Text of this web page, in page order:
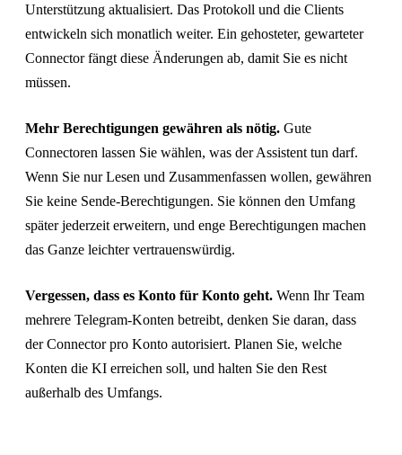
Unterstützung aktualisiert. Das Protokoll und die Clients
entwickeln sich monatlich weiter. Ein gehosteter, gewarteter
Connector fängt diese Änderungen ab, damit Sie es nicht
müssen.
Mehr Berechtigungen gewähren als nötig. Gute
Connectoren lassen Sie wählen, was der Assistent tun darf.
Wenn Sie nur Lesen und Zusammenfassen wollen, gewähren
Sie keine Sende-Berechtigungen. Sie können den Umfang
später jederzeit erweitern, und enge Berechtigungen machen
das Ganze leichter vertrauenswürdig.
Vergessen, dass es Konto für Konto geht. Wenn Ihr Team
mehrere Telegram-Konten betreibt, denken Sie daran, dass
der Connector pro Konto autorisiert. Planen Sie, welche
Konten die KI erreichen soll, und halten Sie den Rest
außerhalb des Umfangs.